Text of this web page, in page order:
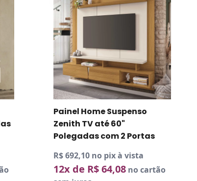
Painel Home Suspenso
Zenith TV até 60"
Polegadas com 2 Portas
R$ 692,10 no pix à vista
12x de R$ 64,08no cartão